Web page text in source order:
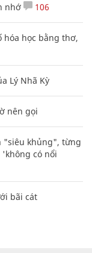
nhớ 106
hóa học bằng thơ,
Lý Nhã Kỳ
nên gọi
"siêu khủng", từng
có nổi
bãi cát